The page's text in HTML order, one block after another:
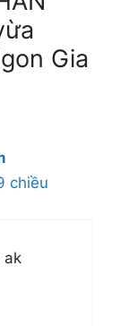
Gia
chiều
ak